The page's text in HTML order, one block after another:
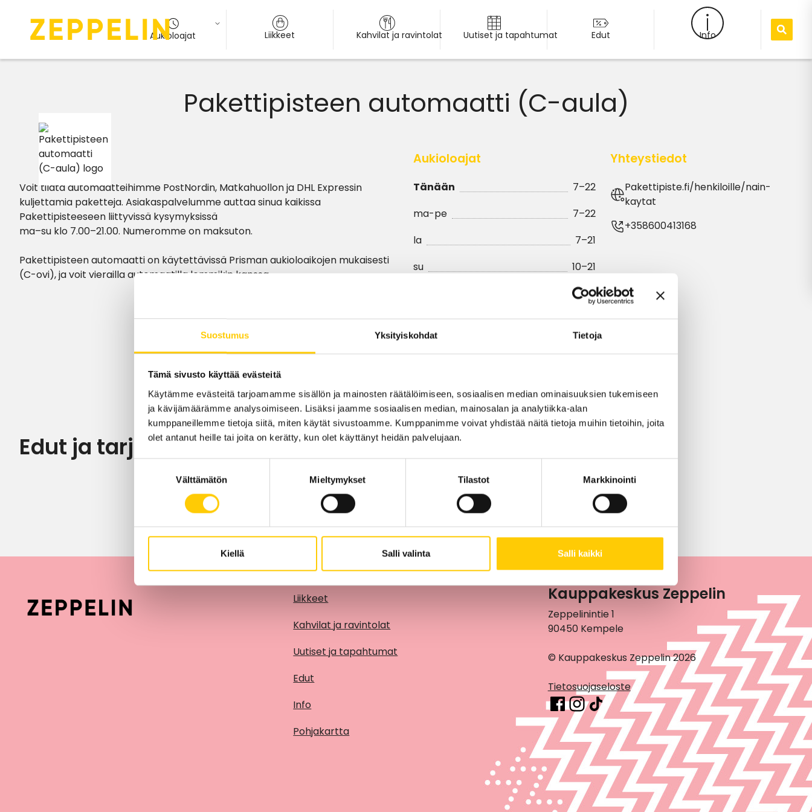
Suostumus Yksityiskohdat Tietoja
Tämä sivusto käyttää evästeitä
Käytämme evästeitä tarjoamamme sisällön ja mainosten räätälöimiseen, sosiaalisen median ominaisuuksien tukemiseen
ja kävijämäärämme analysoimiseen. Lisäksi jaamme sosiaalisen median, mainosalan ja analytiikka-alan
kumppaneillemme tietoja siitä, miten käytät sivustoamme. Kumppanimme voivat yhdistää näitä tietoja muihin tietoihin, joita
olet antanut heille tai joita on kerätty, kun olet käyttänyt heidän palvelujaan.
Välttämätön Mieltymykset Tilastot Markkinointi
Kiellä Salli valinta Salli kaikki
Aukioloajat Liikkeet Kahvilat ja ravintolat Uutiset ja tapahtumat Edut Info
Pakettipisteen automaatti (C-aula)
Voit tilata automaatteihimme PostNordin, Matkahuollon ja DHL Expressin
kuljettamia paketteja. Asiakaspalvelumme auttaa sinua kaikissa
Pakettipisteeseen liittyvissä kysymyksissä
ma–su klo 7.00–21.00. Numeromme on maksuton.
Pakettipisteen automaatti on käytettävissä Prisman aukioloaikojen mukaisesti
(C-ovi), ja voit vierailla automaatilla lemmikin kanssa.
Aukioloajat
Tänään
7–22
ma-pe
7–22
la
7–21
su
10–21
Yhteystiedot
Pakettipiste.fi/henkiloille/nain-
kaytat
+358600413168
KRS 1
Edut ja tarjoukset
Liikkeet
Kahvilat ja ravintolat
Uutiset ja tapahtumat
Edut
Info
Pohjakartta
Kauppakeskus Zeppelin
Zeppelinintie 1
90450 Kempele
© Kauppakeskus Zeppelin 2026
Tietosuojaseloste